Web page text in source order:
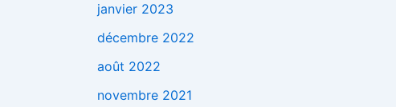
janvier 2023
décembre 2022
août 2022
novembre 2021